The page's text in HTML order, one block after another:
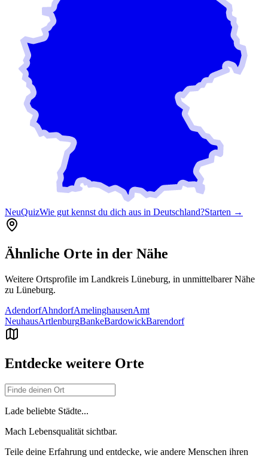
NeuQuizWie gut kennst du dich aus in Deutschland?Starten →
Ähnliche Orte in der Nähe
Weitere Ortsprofile im Landkreis Lüneburg, in unmittelbarer Nähe
zu Lüneburg.
AdendorfAhndorfAmelinghausenAmt
NeuhausArtlenburgBankeBardowickBarendorf
Entdecke weitere Orte
Lade beliebte Städte...
Mach Lebensqualität sichtbar.
Teile deine Erfahrung und entdecke, wie andere Menschen ihren